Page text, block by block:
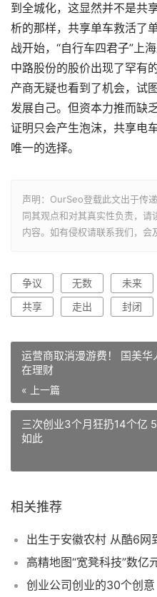
到全城化，这显然并不是共
析的那样，共享单车救活了
战开始，“自行车四君子”上
中路股份的股价出现了罕有
产商无疑也看到了机会，试
发展自己。但资本力推而缺
证明只会产生泡沫，共享电
唯一的选择。
声明：OurSeo登载此文出于传
同其观点和对其真实性负责，请
内容。如有侵权请联系我们，会
争议 无数 未来
共享
走出 封闭
运营商取消漫游费！ 国美
在理财
« 上一篇
三次创业3个月狂扔14个亿
如此
相关推荐
创业公司创业的30个创意